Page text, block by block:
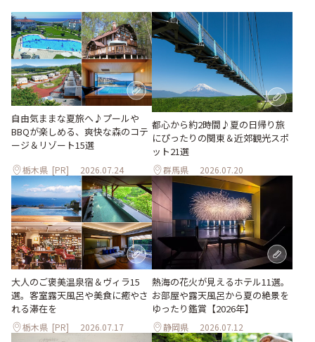
自由気ままな夏旅へ♪プールや
BBQが楽しめる、爽快な森のコテ
ージ＆リゾート15選
栃木県 [PR] 2026.07.24
都心から約2時間♪夏の日帰り旅
にぴったりの関東＆近郊観光スポ
ット21選
群馬県 2026.07.20
大人のご褒美温泉宿＆ヴィラ15
選。客室露天風呂や美食に癒やさ
れる滞在を
栃木県 [PR] 2026.07.17
熱海の花火が見えるホテル11選。
お部屋や露天風呂から夏の絶景を
ゆったり鑑賞【2026年】
静岡県 2026.07.12